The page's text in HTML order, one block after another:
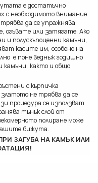
е достатъчно
с необходимото внимание
да се упражнява
огъвате или затягате. Ако
и полускъпоценни камъни,
касите им, особено на
е поне веднъж годишно
камъни, както и общо
с кърпичка
не трябва да се
процедура се използват
тънък слой от
полиране може
бижута.
ЗАГУБА НА КАМЪК ИЛИ